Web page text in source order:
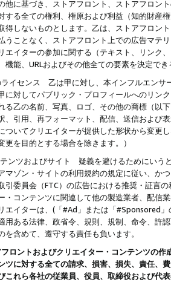
他に基づき、ストアフロント、ストアフロン
する全ての権利、権原および利益（知的財産
得しないものとします。乙は、ストアフロン
うことなく、ストアフロント上での広告マテ
エイターの参加に関する（テキスト、リンク
機能、URLおよびその他全ての要素を決定で
イセンス 乙は甲に対し、本インフルエンサ
に対してパブリック・プロフィールへのリン
る乙の名前、写真、ロゴ、その他の商標（以
、引用、再フォーマット、配信、送信および
ついてクリエイターが提供した形状から変更
更を目的とする場合を除きます。）
ンツおよびサイト 疑義を避けるためにいう
マゾン・サイトの利用規約の規定に従い、か
引委員会（FTC）の広告における推奨・証言
・コンテンツに関連して他の製造業者、配信
エイターは、(「#Ad」または「#Sponsored
用ある法律、政省令、規則、規制、命令、許
を含めて、遵守する責任も負います。
ロントおよびクリエイター・コンテンツの
ツに対する全ての請求、損害、損失、責任、
これら各社の従業員、役員、取締役および代